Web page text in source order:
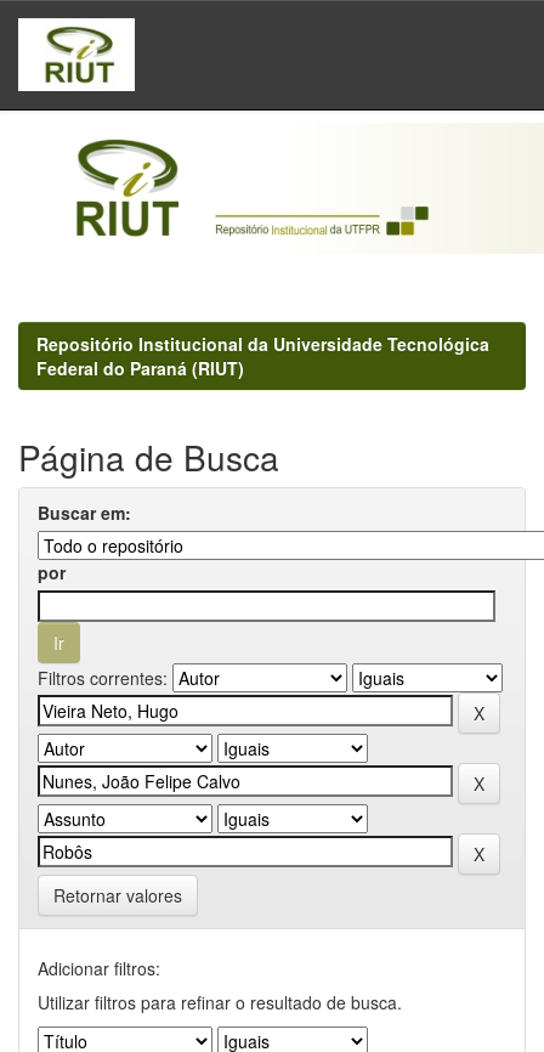
Skip
navigation
Repositório Institucional da Universidade Tecnológica
Federal do Paraná (RIUT)
Página de Busca
Buscar em:
por
Filtros correntes:
Retornar valores
Adicionar filtros:
Utilizar filtros para refinar o resultado de busca.